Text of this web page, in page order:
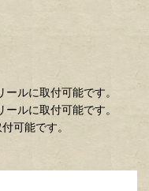
ルに取付可能です。
ルに取付可能です。
可能です。